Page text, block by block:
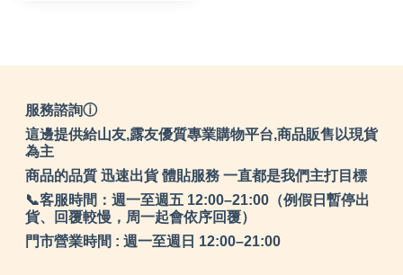
服務諮詢ⓘ
這邊提供給山友,露友優質專業購物平台,商品販售以現貨
為主
商品的品質 迅速出貨 體貼服務 一直都是我們主打目標
📞客服時間：週一至週五 12:00–21:00（例假日暫停出
貨、回覆較慢，周一起會依序回覆）
門市營業時間 : 週一至週日 12:00–21:00